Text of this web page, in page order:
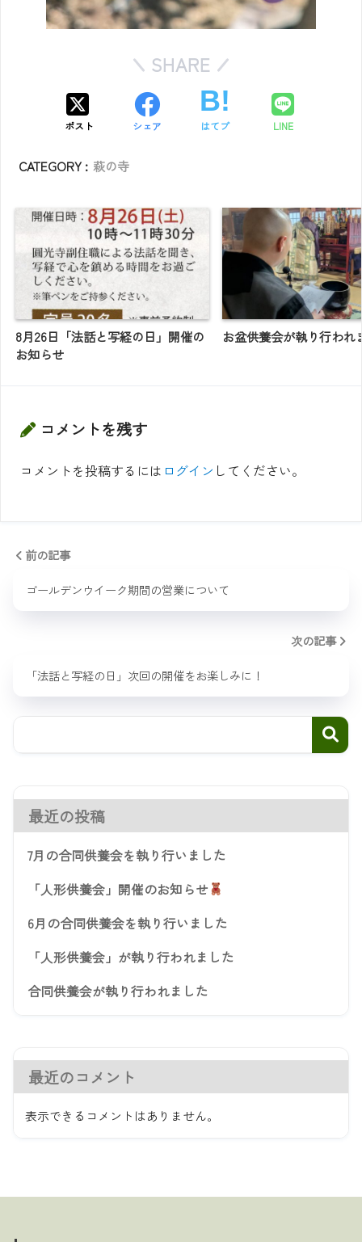
SHARE
ポスト シェア はてブ LINE
CATEGORY : 萩の寺
8月26日「法話と写経の日」開催の
お知らせ
お盆供養会が執り行われ
コメントを残す
コメントを投稿するには ログイン してください。
前の記事
ゴールデンウイーク期間の営業について
次の記事
「法話と写経の日」次回の開催をお楽しみに！
最近の投稿
7月の合同供養会を執り行いました
「人形供養会」開催のお知らせ
6月の合同供養会を執り行いました
「人形供養会」が執り行われました
合同供養会が執り行われました
最近のコメント
表示できるコメントはありません。